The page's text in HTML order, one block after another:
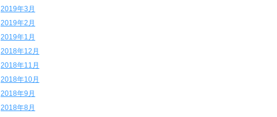
2019年3月
2019年2月
2019年1月
2018年12月
2018年11月
2018年10月
2018年9月
2018年8月